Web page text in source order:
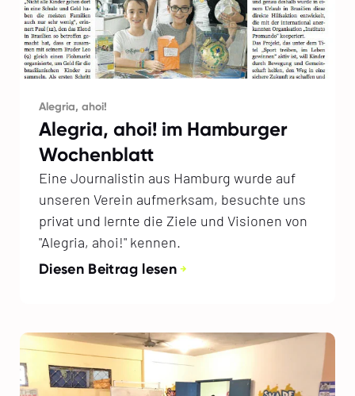
Alegria, ahoi!
Alegria, ahoi! im Hamburger
Wochenblatt
Eine Journalistin aus Hamburg wurde auf
unseren Verein aufmerksam, besuchte uns
privat und lernte die Ziele und Visionen von
"Alegria, ahoi!" kennen.
Diesen Beitrag lesen